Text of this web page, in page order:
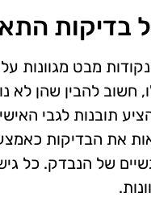
בדיקות
מבט מגוונות
חשוב להבין שהן לא
תובנות לגבי
את הבדיקות
של הנבדק. כל